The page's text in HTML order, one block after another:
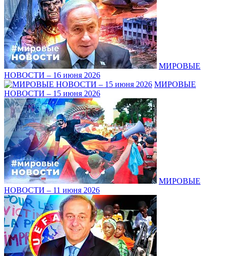
МИРОВЫЕ
НОВОСТИ – 16 июня 2026
МИРОВЫЕ
НОВОСТИ – 15 июня 2026
МИРОВЫЕ
НОВОСТИ – 11 июня 2026